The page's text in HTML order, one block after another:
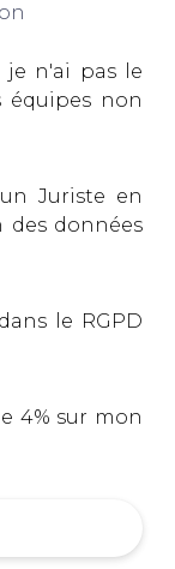
je n'ai pas le
équipes non
Juriste en
données
le RGPD
4% sur mon